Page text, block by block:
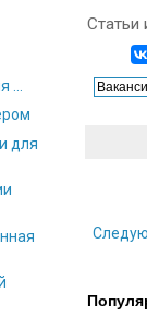
Статьи
для